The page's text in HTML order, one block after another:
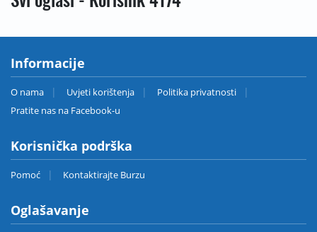
Informacije
O nama Uvjeti korištenja
Politika privatnosti
Pratite nas na Facebook-u
Korisnička podrška
Pomoć Kontaktirajte Burzu
Oglašavanje